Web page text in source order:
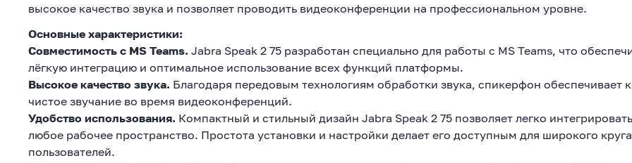
высокое качество звука и позволяет проводить видеоконференции на профессиональном уровне.
Основные характеристики:
Совместимость с MS Teams. Jabra Speak 2 75 разработан специально для работы с MS Teams, что
лёгкую интеграцию и оптимальное использование всех функций платформы.
Высокое качество звука. Благодаря передовым технологиям обработки звука, спикерфон обеспечивает
чистое звучание во время видеоконференций.
Удобство использования. Компактный и стильный дизайн Jabra Speak 2 75 позволяет легко
любое рабочее пространство. Простота установки и настройки делает его доступным для широкого круга
пользователей.